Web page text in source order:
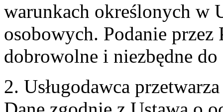
warunkach określonych w
osobowych. Podanie przez
dobrowolne i niezbędne
2. Usługodawca